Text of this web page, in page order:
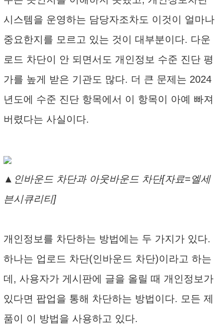
시스템을 운영하는 담당자조차도 이것이 얼마나
중요한지를 모르고 있는 것이 대부분이다. 다운
로드 차단이 안 되면서도 개인정보 수준 진단 평
가를 높게 받은 기관도 많다. 더 큰 문제는 2024
년도에 수준 진단 항목에서 이 항목이 아예 빠져
버렸다는 사실이다.
▲인바운드 차단과 아웃바운드 차단[자료=엘세
븐시큐리티]
개인정보를 차단하는 방법에는 두 가지가 있다.
하나는 업로드 차단(인바운드 차단)이라고 하는
데, 사용자가 게시판에 글을 올릴 때 개인정보가
있다면 팝업을 통해 차단하는 방법이다. 모든 제
품이 이 방법을 사용하고 있다.